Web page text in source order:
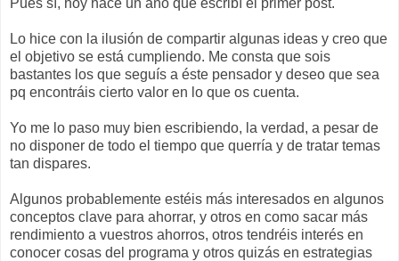
Lo hice con la ilusión de compartir algunas ideas y creo que
el objetivo se está cumpliendo. Me consta que sois
bastantes los que seguís a éste pensador y deseo que sea
pq encontráis cierto valor en lo que os cuenta.
Yo me lo paso muy bien escribiendo, la verdad, a pesar de
no disponer de todo el tiempo que querría y de tratar temas
tan dispares.
Algunos probablemente estéis más interesados en algunos
conceptos clave para ahorrar, y otros en como sacar más
rendimiento a vuestros ahorros, otros tendréis interés en
conocer cosas del programa y otros quizás en estrategias